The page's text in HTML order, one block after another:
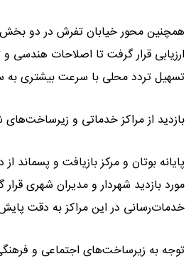
همچنین محور خیابان تفرش در دو
ارزیابی قرار گرفت تا اصلاحات هندسی
تسهیل تردد محلی با سرعت بیشتری به
بازدید از مراکز خدماتی و
پایانه بوتان و مرکز بازیافت و پسماند
مورد بازدید شهردار و مدیران شهری
خدمات‌رسانی در این مراکز به دقت
توجه به زیرساخت‌های اجتماعی و